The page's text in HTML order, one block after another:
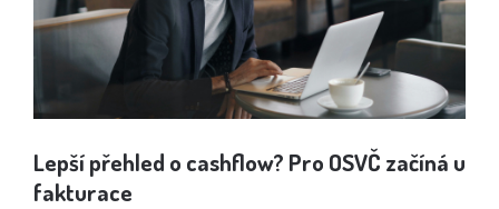
Lepší přehled o cashflow? Pro OSVČ začíná u
fakturace